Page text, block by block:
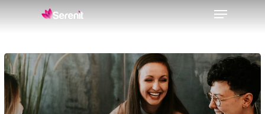
content
Menu
Menu